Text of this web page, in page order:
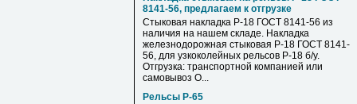
8141-56, предлагаем к отгрузке
Стыковая накладка Р-18 ГОСТ 8141-56 из
наличия на нашем складе. Накладка
железнодорожная стыковая Р-18 ГОСТ 8141-
56, для узкоколейных рельсов Р-18 б/у.
Отгрузка: транспортной компанией или
самовывоз О...
Рельсы Р-65